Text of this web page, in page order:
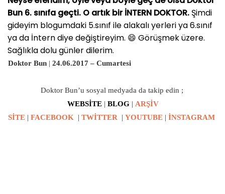
Bun 6. sınıfa geçti. O artık bir İNTERN DOKTOR. Şimdi
gideyim blogumdaki 5.sınıf ile alakalı yerleri ya 6.sınıf
ya da İntern diye değiştireyim. 😄 Görüşmek üzere.
Sağlıkla dolu günler dilerim.
Doktor Bun | 24.06.2017 – Cumartesi
Doktor Bun’u sosyal medyada da takip edin ;
WEBSİTE| BLOG| ARŞİV
SİTE | FACEBOOK | TWİTTER | YOUTUBE | İNSTAGRAM